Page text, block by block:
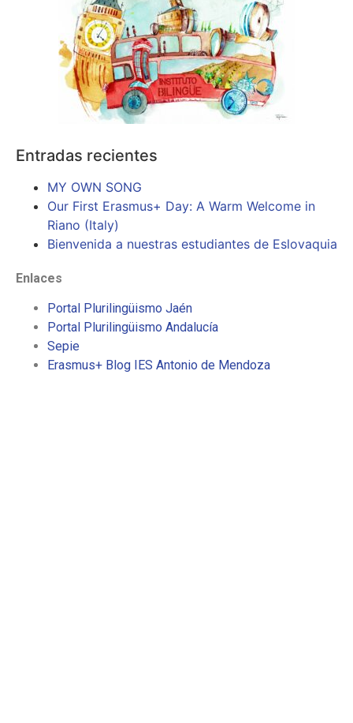
Entradas recientes
MY OWN SONG
Our First Erasmus+ Day: A Warm Welcome in
Riano (Italy)
Bienvenida a nuestras estudiantes de Eslovaquia
Enlaces
Portal Plurilingüismo Jaén
Portal Plurilingüismo Andalucía
Sepie
Erasmus+ Blog IES Antonio de Mendoza